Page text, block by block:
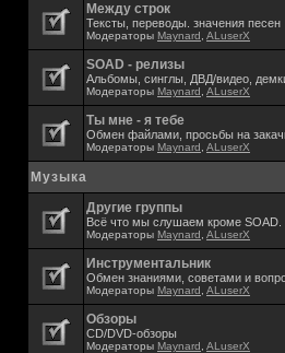
Между строк
Тексты, переводы. значения песен
Модераторы Maynard ALuserX
SOAD - релизы
Альбомы, синглы, ДВД/видео,
Модераторы Maynard ALuserX
Ты мне - я тебе
Обмен файлами, просьбы на
Модераторы Maynard ALuserX
Музыка
Другие группы
Всё что мы слушаем кроме SOAD.
Модераторы Maynard ALuserX
Инструментальник
Обмен знаниями, советами и
Модераторы Maynard ALuserX
Обзоры
CD/DVD-обзоры
Модераторы Maynard ALuserX